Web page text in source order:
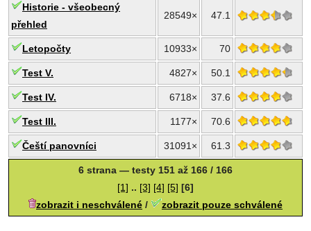
Historie - všeobecný
přehled
28549× 47.1
Letopočty 10933× 70
Test V. 4827× 50.1
Test IV. 6718× 37.6
Test III. 1177× 70.6
Čeští panovníci 31091× 61.3
6 strana — testy 151 až 166 / 166
[1] .. [3] [4] [5] [6]
zobrazit i neschválené / zobrazit pouze schválené